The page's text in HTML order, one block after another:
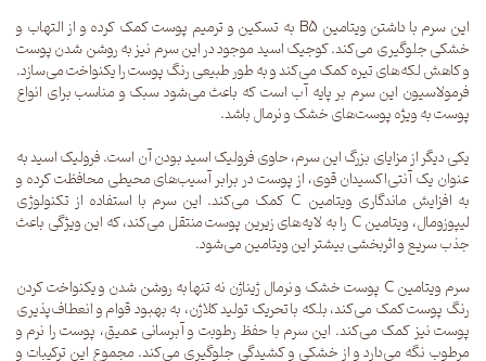
این سرم با داشتن ویتامین B5 به تسکین و ترمیم پوست کمک کرده و از التهاب و
خشکی جلوگیری می‌کند. کوجیک اسید موجود در این سرم نیز به روشن شدن پوست
و کاهش لکه‌های تیره کمک می‌کند و به طور طبیعی رنگ پوست را یکنواخت می‌سازد.
فرمولاسیون این سرم بر پایه آب است که باعث می‌شود سبک و مناسب برای انواع
پوست به ویژه پوست‌های خشک و نرمال باشد.
یکی دیگر از مزایای بزرگ این سرم، حاوی فرولیک اسید بودن آن است. فرولیک اسید به
عنوان یک آنتی‌اکسیدان قوی، از پوست در برابر آسیب‌های محیطی محافظت کرده و
به افزایش ماندگاری ویتامین C کمک می‌کند. این سرم با استفاده از تکنولوژی
لیپوزومال، ویتامین C را به لایه‌های زیرین پوست منتقل می‌کند، که این ویژگی باعث
جذب سریع و اثربخشی بیشتر این ویتامین می‌شود.
سرم ویتامین C پوست خشک و نرمال ژیناژن نه تنها به روشن شدن و یکنواخت کردن
رنگ پوست کمک می‌کند، بلکه با تحریک تولید کلاژن، به بهبود قوام و انعطاف‌پذیری
پوست نیز کمک می‌کند. این سرم با حفظ رطوبت و آبرسانی عمیق، پوست را نرم و
مرطوب نگه می‌دارد و از خشکی و کشیدگی جلوگیری می‌کند. مجموع این ترکیبات و